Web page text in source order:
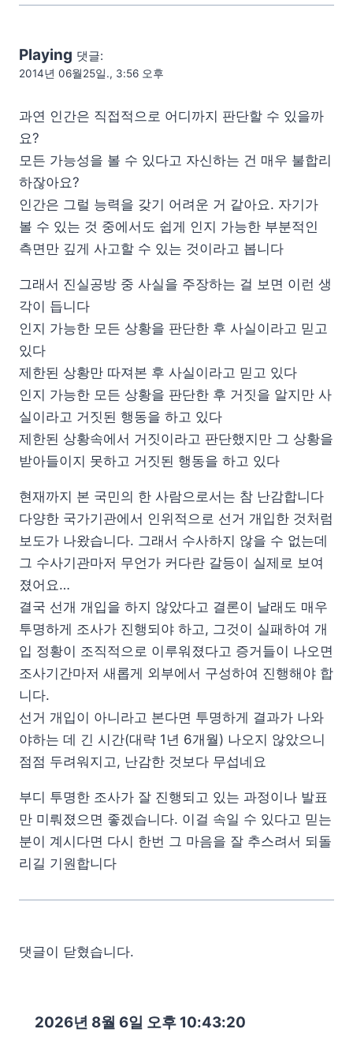
Playing 댓글:
2014년 06월25일., 3:56 오후
과연 인간은 직접적으로 어디까지 판단할 수 있을까
요?
모든 가능성을 볼 수 있다고 자신하는 건 매우 불합리
하잖아요?
인간은 그럴 능력을 갖기 어려운 거 같아요. 자기가
볼 수 있는 것 중에서도 쉽게 인지 가능한 부분적인
측면만 깊게 사고할 수 있는 것이라고 봅니다
그래서 진실공방 중 사실을 주장하는 걸 보면 이런 생
각이 듭니다
인지 가능한 모든 상황을 판단한 후 사실이라고 믿고
있다
제한된 상황만 따져본 후 사실이라고 믿고 있다
인지 가능한 모든 상황을 판단한 후 거짓을 알지만 사
실이라고 거짓된 행동을 하고 있다
제한된 상황속에서 거짓이라고 판단했지만 그 상황을
받아들이지 못하고 거짓된 행동을 하고 있다
현재까지 본 국민의 한 사람으로서는 참 난감합니다
다양한 국가기관에서 인위적으로 선거 개입한 것처럼
보도가 나왔습니다. 그래서 수사하지 않을 수 없는데
그 수사기관마저 무언가 커다란 갈등이 실제로 보여
졌어요…
결국 선개 개입을 하지 않았다고 결론이 날래도 매우
투명하게 조사가 진행되야 하고, 그것이 실패하여 개
입 정황이 조직적으로 이루워졌다고 증거들이 나오면
조사기간마저 새롭게 외부에서 구성하여 진행해야 합
니다.
선거 개입이 아니라고 본다면 투명하게 결과가 나와
야하는 데 긴 시간(대략 1년 6개월) 나오지 않았으니
점점 두려워지고, 난감한 것보다 무섭네요
부디 투명한 조사가 잘 진행되고 있는 과정이나 발표
만 미뤄졌으면 좋겠습니다. 이걸 속일 수 있다고 믿는
분이 계시다면 다시 한번 그 마음을 잘 추스려서 되돌
리길 기원합니다
댓글이 닫혔습니다.
2026년 8월 6일 오후 10:43:21